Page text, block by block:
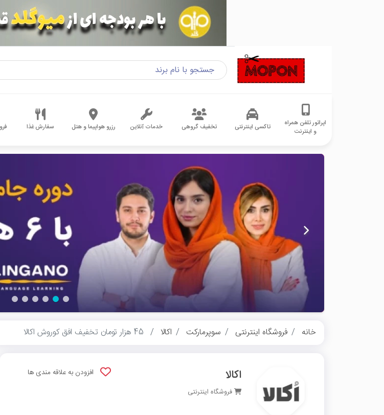
اپراتور تلفن همراه
و اینترنت
تاکسی اینترنتی تخفیف گروهی خدمات آنلاین رزرو هواپیما و هتل سفارش غذا
خانه فروشگاه اینترنتی سوپرمارکت اکالا
اکالا
فروشگاه اینترنتی
افزودن به علاقه مندی ها